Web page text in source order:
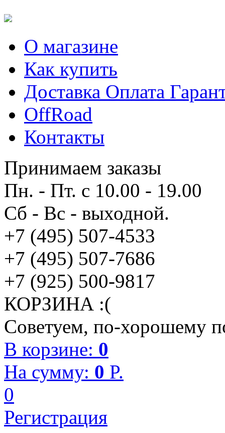
О магазине
Как купить
Доставка Оплата
OffRoad
Контакты
Принимаем заказы
Пн. - Пт. с 10.00 - 19.00
Сб - Вс - выходной.
+7 (495) 507-4533
+7 (495) 507-7686
+7 (925) 500-9817
КОРЗИНА :(
Советуем, по-хорошему
В корзине: 0
На сумму: 0 P.
0
Регистрация